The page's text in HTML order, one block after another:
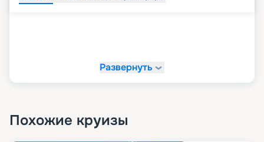
Развернуть
Похожие круизы